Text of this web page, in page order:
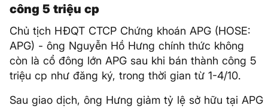
công 5 triệu cp
Chủ tịch HĐQT CTCP Chứng khoán APG (HOSE:
APG) - ông Nguyễn Hồ Hưng chính thức không
còn là cổ đông lớn APG sau khi bán thành công 5
triệu cp như đăng ký, trong thời gian từ 1-4/10.
Sau giao dịch, ông Hưng giảm tỷ lệ sở hữu tại APG